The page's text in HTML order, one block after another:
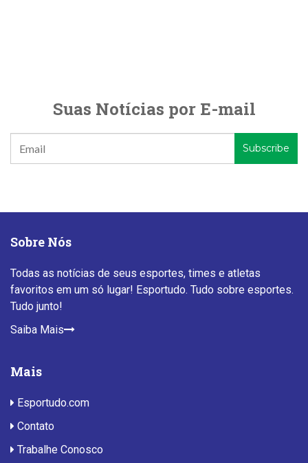
Suas Notícias por E-mail
Sobre Nós
Todas as notícias de seus esportes, times e atletas
favoritos em um só lugar! Esportudo. Tudo sobre esportes.
Tudo junto!
Saiba Mais
Mais
Esportudo.com
Contato
Trabalhe Conosco